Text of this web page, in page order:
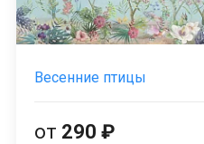
Весенние птицы
от 290 ₽